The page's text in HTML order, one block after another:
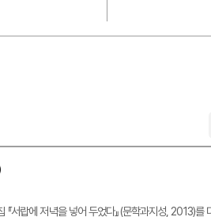
서랍에 저녁을 넣어 두었다』(문학과지성, 2013)